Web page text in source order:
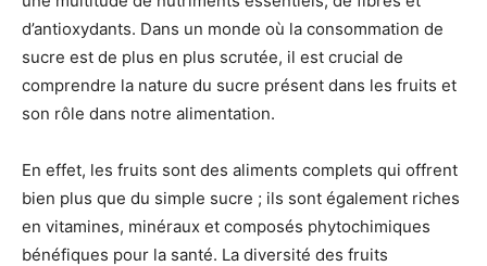
d’antioxydants. Dans un monde où la consommation de
sucre est de plus en plus scrutée, il est crucial de
comprendre la nature du sucre présent dans les fruits et
son rôle dans notre alimentation.
En effet, les fruits sont des aliments complets qui offrent
bien plus que du simple sucre ; ils sont également riches
en vitamines, minéraux et composés phytochimiques
bénéfiques pour la santé. La diversité des fruits